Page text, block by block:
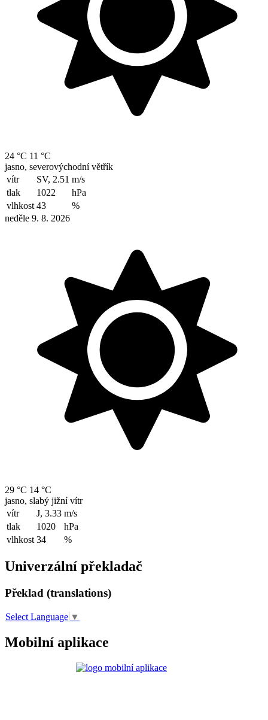
24 °C 11 °C
jasno, severovýchodní větřík
vítr
SV, 2.51 m/s
tlak
1022
hPa
vlhkost 43
%
neděle 9. 8. 2026
29 °C 14 °C
jasno, slabý jižní vítr
vítr
J, 3.33 m/s
tlak
1020
hPa
vlhkost 34 %
Univerzální překladač
Překlad (translations)
Select Language ▼
Mobilní aplikace